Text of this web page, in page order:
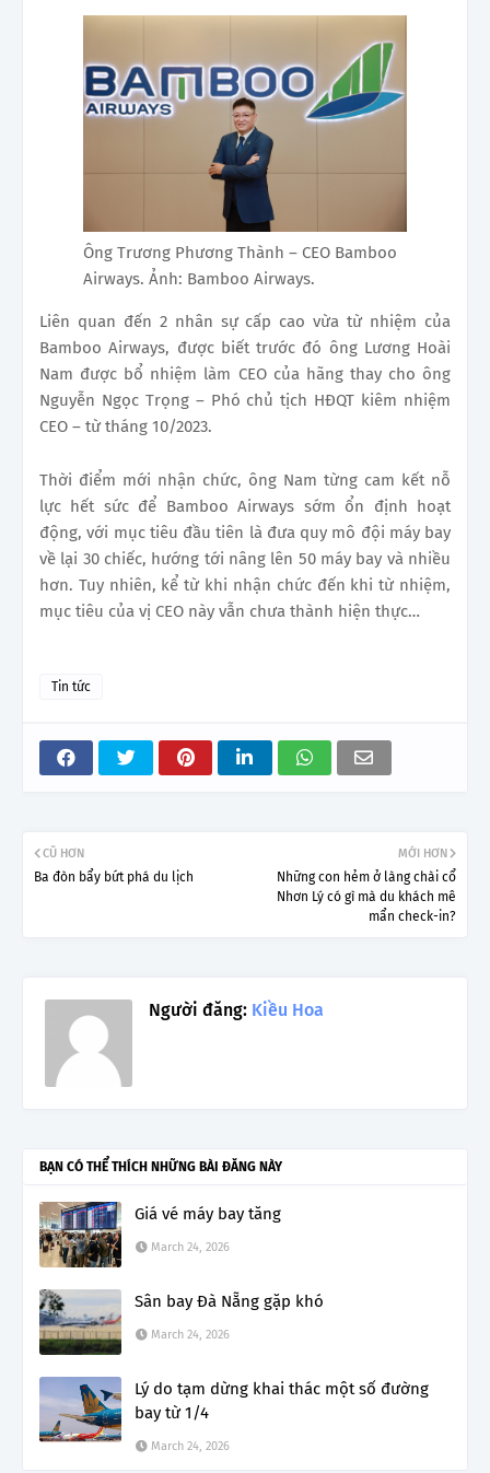
Ông Trương Phương Thành – CEO Bamboo
Airways. Ảnh: Bamboo Airways.
Liên quan đến 2 nhân sự cấp cao vừa từ nhiệm của
Bamboo Airways, được biết trước đó ông Lương Hoài
Nam được bổ nhiệm làm CEO của hãng thay cho ông
Nguyễn Ngọc Trọng – Phó chủ tịch HĐQT kiêm nhiệm
CEO – từ tháng 10/2023.
Thời điểm mới nhận chức, ông Nam từng cam kết nỗ
lực hết sức để Bamboo Airways sớm ổn định hoạt
động, với mục tiêu đầu tiên là đưa quy mô đội máy bay
về lại 30 chiếc, hướng tới nâng lên 50 máy bay và nhiều
hơn. Tuy nhiên, kể từ khi nhận chức đến khi từ nhiệm,
mục tiêu của vị CEO này vẫn chưa thành hiện thực…
Tin tức
MỚI HƠN
Những con hẻm ở làng chài cổ
Nhơn Lý có gì mà du khách mê
mẩn check-in?
CŨ HƠN
Ba đòn bẩy bứt phá du lịch
Người đăng: Kiều Hoa
BẠN CÓ THỂ THÍCH NHỮNG BÀI ĐĂNG NÀY
Giá vé máy bay tăng
March 24, 2026
Sân bay Đà Nẵng gặp khó
March 24, 2026
Lý do tạm dừng khai thác một số đường
bay từ 1/4
March 24, 2026